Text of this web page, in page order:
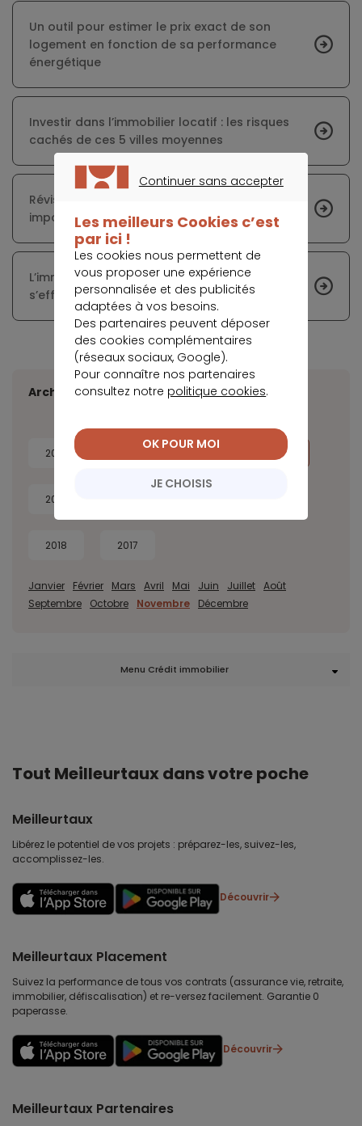
Un outil pour estimer le prix exact de son
logement en fonction de sa performance
énergétique
Investir dans l’immobilier locatif : les risques
cachés de ces 5 villes moyennes
Révision des zones tendues : impacts
importants pour le prêt à taux zéro
L’immobilier français en crise : les ventes
s’effondrent malgré la baisse des prix
Archives
2026 2023
2022
2018 2017
Janvier Février Mars Avril Mai Juin Juillet Août
Septembre
Octobre Novembre Décembre
Menu Crédit immobilier
Tout Meilleurtaux dans votre poche
Meilleurtaux
Libérez le potentiel de vos projets : préparez-les, suivez-les,
accomplissez-les.
Découvrir
Meilleurtaux Placement
Suivez la performance de tous vos contrats (assurance vie, retraite,
immobilier, défiscalisation) et re-versez facilement. Garantie 0
paperasse.
Découvrir
Meilleurtaux Partenaires
Continuer sans accepter
Les meilleurs Cookies c’est
par ici !
Les cookies nous permettent de
vous proposer une expérience
personnalisée et des publicités
adaptées à vos besoins.
Des partenaires peuvent déposer
des cookies complémentaires
(réseaux sociaux, Google).
Pour connaître nos partenaires
consultez notre politique cookies.
JE CHOISIS
OK POUR MOI